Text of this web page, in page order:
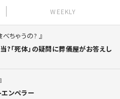
WEEKLY
ちゃうの?
?「死体」の疑問に葬儀屋がお答えし
ンペラー